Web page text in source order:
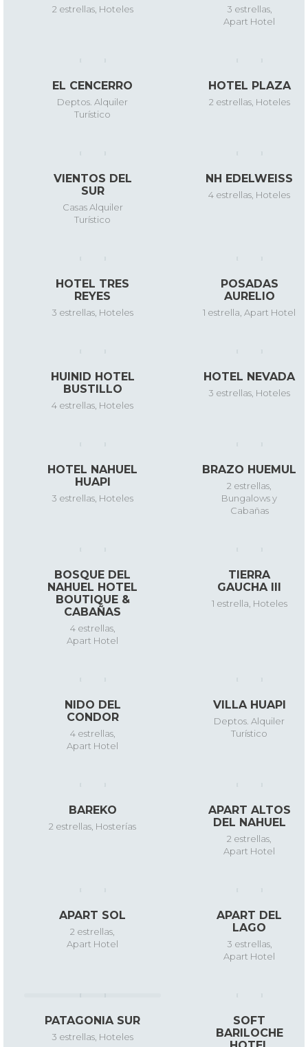
2 estrellas, Hoteles 3 estrellas,
Apart Hotel
EL CENCERRO
Deptos. Alquiler
Turístico
HOTEL PLAZA
2 estrellas, Hoteles
VIENTOS DEL
SUR
Casas Alquiler
Turístico
NH EDELWEISS
4 estrellas Hoteles
HOTEL TRES
REYES
3 estrellas Hoteles
POSADAS
AURELIO
1 estrella Apart Hotel
HUINID HOTEL
BUSTILLO
4 estrellas Hoteles
HOTEL NEVADA
3 estrellas Hoteles
HOTEL NAHUEL
HUAPI
3 estrellas Hoteles
BRAZO HUEMUL
2 estrellas
Bungalows y
Cabañas
BOSQUE DEL
NAHUEL HOTEL
BOUTIQUE &
CABAÑAS
4 estrellas,
Apart Hotel
TIERRA
GAUCHA III
1 estrella Hoteles
NIDO DEL
CONDOR
4 estrellas,
Apart Hotel
VILLA HUAPI
Deptos. Alquiler
Turístico
BAREKO
2 estrellas Hosterías
APART ALTOS
DEL NAHUEL
2 estrellas
Apart Hotel
APART SOL
2 estrellas
Apart Hotel
APART DEL
LAGO
3 estrellas,
Apart Hotel
PATAGONIA SUR
3 estrellas Hoteles
SOFT
BARILOCHE